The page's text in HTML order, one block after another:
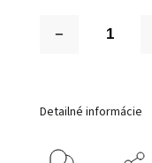
Detailné informácie